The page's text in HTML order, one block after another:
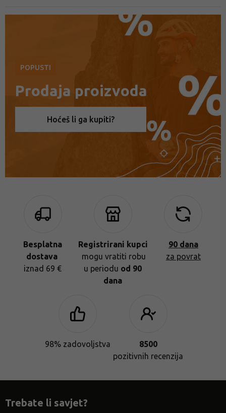
POPUSTI
Prodaja proizvoda
Hoćeš li ga kupiti?
Besplatna
dostava
iznad 69 €
Registrirani kupci
mogu vratiti robu
u periodu od 90
dana
90 dana
za povrat
98% zadovoljstva
8500
pozitivnih recenzija
Trebate li savjet?